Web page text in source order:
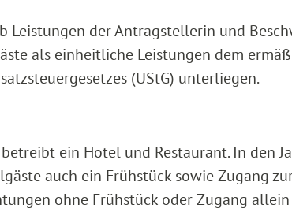
Leistungen der Antragstellerin und
als einheitliche Leistungen dem
(UStG) unterliegen.
ein Hotel und Restaurant. In den
auch ein Frühstück sowie Zugang
ohne Frühstück oder Zugang